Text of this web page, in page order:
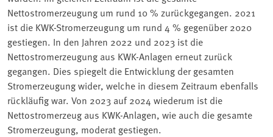
Nettostromerzeugung um rund 10 % zurückgegangen. 2021
ist die KWK-Stromerzeugung um rund 4 % gegenüber 2020
gestiegen. In den Jahren 2022 und 2023 ist die
Nettostromerzeugung aus KWK-Anlagen erneut zurück
gegangen. Dies spiegelt die Entwicklung der gesamten
Stromerzeugung wider, welche in diesem Zeitraum ebenfalls
rückläufig war. Von 2023 auf 2024 wiederum ist die
Nettostromerzeug aus KWK-Anlagen, wie auch die gesamte
Stromerzeugung, moderat gestiegen.